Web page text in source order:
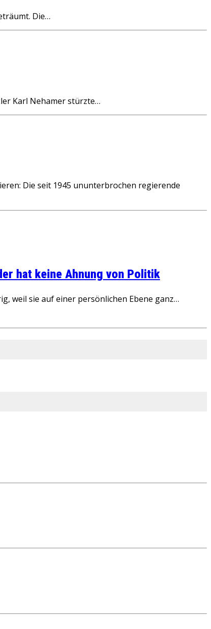
Die…
Karl Nehamer stürzte…
Die seit 1945 ununterbrochen regierende
hat keine Ahnung von Politik
weil sie auf einer persönlichen Ebene ganz…